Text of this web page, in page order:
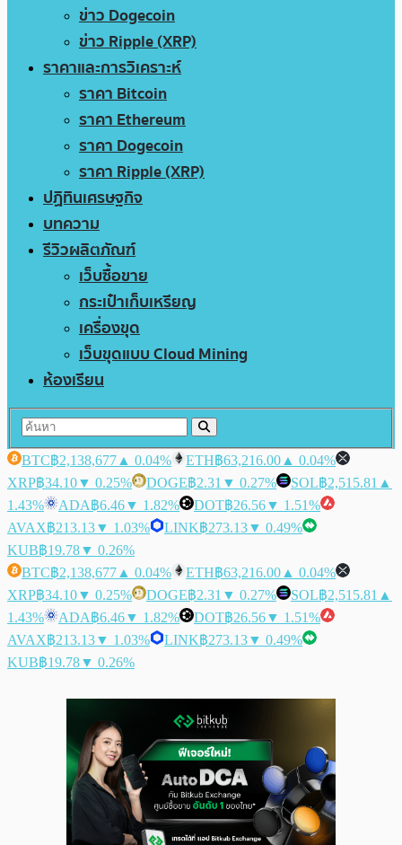
ข่าว Dogecoin
ข่าว Ripple (XRP)
ราคาและการวิเคราะห์
ราคา Bitcoin
ราคา Ethereum
ราคา Dogecoin
ราคา Ripple (XRP)
ปฏิทินเศรษฐกิจ
บทความ
รีวิวผลิตภัณฑ์
เว็บซื้อขาย
กระเป๋าเก็บเหรียญ
เครื่องขุด
เว็บขุดแบบ Cloud Mining
ห้องเรียน
BTC฿2,138,677 ▲ 0.04% ETH฿63,216.00 ▲ 0.04%
XRP฿34.10▼ 0.25% DOGE฿2.31 ▼ 0.27% SOL฿2,515.81 ▲
1.43%
ADA฿6.46▼ 1.82% DOT฿26.56▼ 1.51%
AVAX฿213.13▼ 1.03% LINK฿273.13▼ 0.49%
KUB฿19.78▼ 0.26%
BTC฿2,138,677 ▲ 0.04% ETH฿63,216.00 ▲ 0.04%
XRP฿34.10▼ 0.25% DOGE฿2.31 ▼ 0.27% SOL฿2,515.81 ▲
1.43%
ADA฿6.46▼ 1.82% DOT฿26.56▼ 1.51%
AVAX฿213.13▼ 1.03% LINK฿273.13▼ 0.49%
KUB฿19.78▼ 0.26%